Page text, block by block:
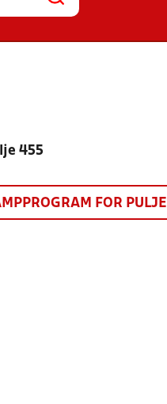
455
FOR PULJE